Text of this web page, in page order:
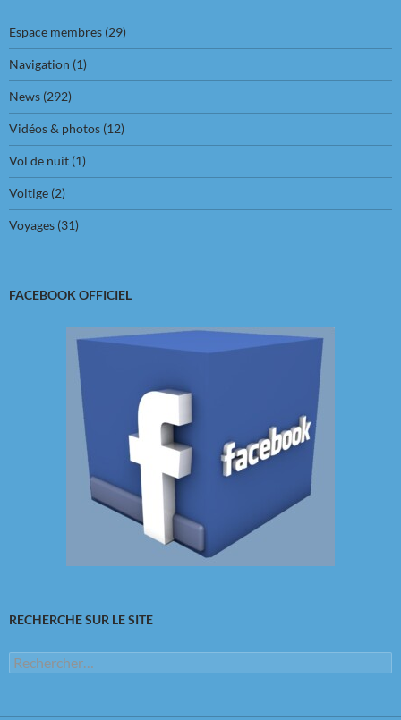
Espace membres (29)
Navigation (1)
News (292)
Vidéos & photos (12)
Vol de nuit (1)
Voltige (2)
Voyages (31)
FACEBOOK OFFICIEL
RECHERCHE SUR LE SITE
Rechercher :